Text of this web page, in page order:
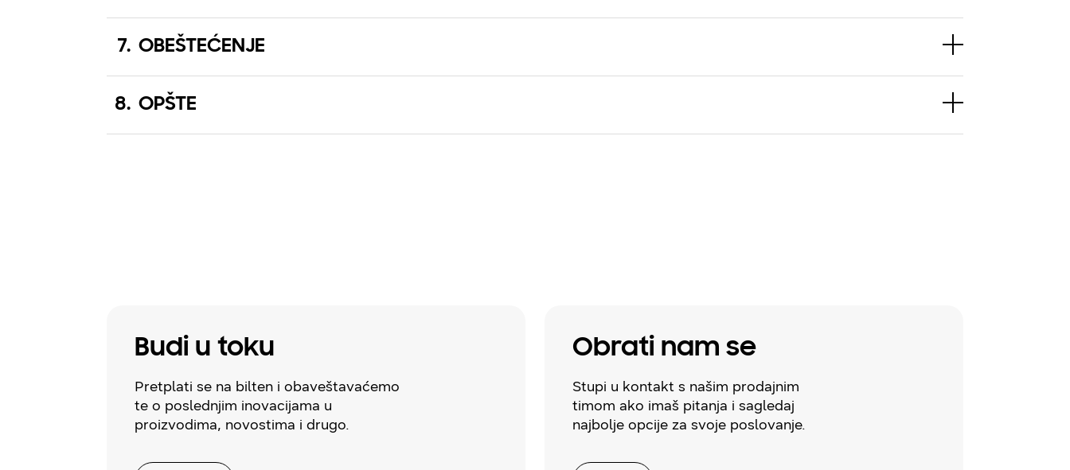
7. OBEŠTEĆENJE
8. OPŠTE
Budi u toku
Pretplati se na bilten i obaveštavaćemo
te o poslednjim inovacijama u
proizvodima, novostima i drugo.
Obrati nam se
Stupi u kontakt s našim prodajnim
timom ako imaš pitanja i sagledaj
najbolje opcije za svoje poslovanje.